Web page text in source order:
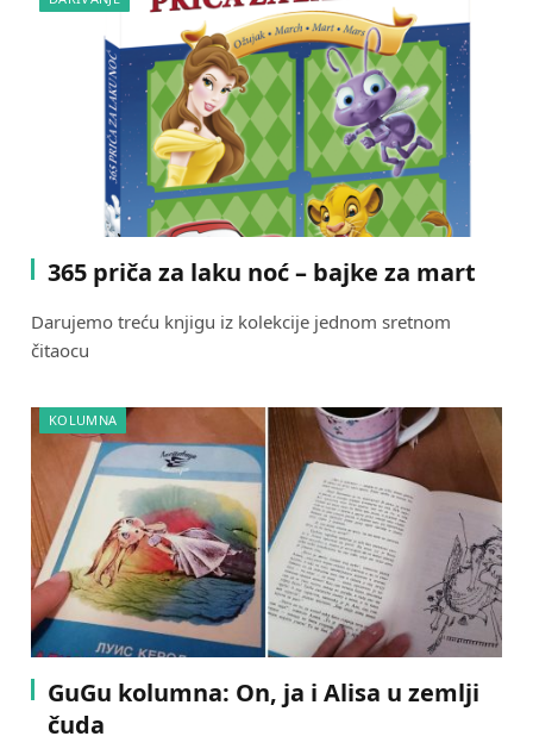
365 priča za laku noć – bajke za mart
Darujemo treću knjigu iz kolekcije jednom sretnom
čitaocu
KOLUMNA
GuGu kolumna: On, ja i Alisa u zemlji
čuda